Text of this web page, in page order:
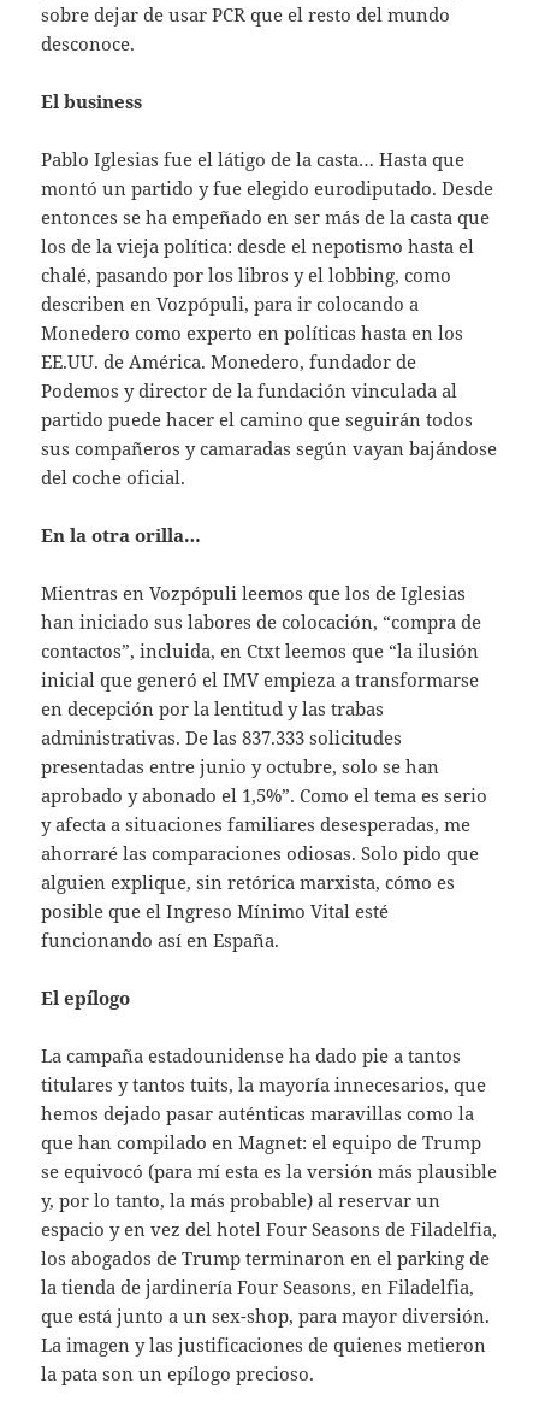
sobre dejar de usar PCR que el resto del mundo
desconoce.
El business
Pablo Iglesias fue el látigo de la casta… Hasta que
montó un partido y fue elegido eurodiputado. Desde
entonces se ha empeñado en ser más de la casta que
los de la vieja política: desde el nepotismo hasta el
chalé, pasando por los libros y el lobbing, como
describen en Vozpópuli, para ir colocando a
Monedero como experto en políticas hasta en los
EE.UU. de América. Monedero, fundador de
Podemos y director de la fundación vinculada al
partido puede hacer el camino que seguirán todos
sus compañeros y camaradas según vayan bajándose
del coche oficial.
En la otra orilla…
Mientras en Vozpópuli leemos que los de Iglesias
han iniciado sus labores de colocación, “compra de
contactos”, incluida, en Ctxt leemos que “la ilusión
inicial que generó el IMV empieza a transformarse
en decepción por la lentitud y las trabas
administrativas. De las 837.333 solicitudes
presentadas entre junio y octubre, solo se han
aprobado y abonado el 1,5%”. Como el tema es serio
y afecta a situaciones familiares desesperadas, me
ahorraré las comparaciones odiosas. Solo pido que
alguien explique, sin retórica marxista, cómo es
posible que el Ingreso Mínimo Vital esté
funcionando así en España.
El epílogo
La campaña estadounidense ha dado pie a tantos
titulares y tantos tuits, la mayoría innecesarios, que
hemos dejado pasar auténticas maravillas como la
que han compilado en Magnet: el equipo de Trump
se equivocó (para mí esta es la versión más plausible
y, por lo tanto, la más probable) al reservar un
espacio y en vez del hotel Four Seasons de Filadelfia,
los abogados de Trump terminaron en el parking de
la tienda de jardinería Four Seasons, en Filadelfia,
que está junto a un sex-shop, para mayor diversión.
La imagen y las justificaciones de quienes metieron
la pata son un epílogo precioso.